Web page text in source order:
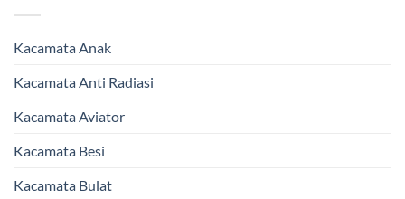
Kacamata Anak
Kacamata Anti Radiasi
Kacamata Aviator
Kacamata Besi
Kacamata Bulat